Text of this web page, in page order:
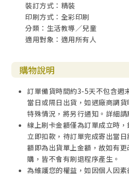
裝訂方式：精裝
印刷方式：全彩印刷
分類：生活教導／兒童
適用對象：適用所有人
購物說明
訂單備貨時間約3-5天不包含週
當日或隔日出貨，如遇廠商調
特殊情況，將另行通知。詳細請
線上刷卡金額僅為訂單成立時
立即扣款，待訂單完成寄出當
額即為出貨單上金額，故如有
購，皆不會有刷退程序產生。
為維護您的權益，如因個人因